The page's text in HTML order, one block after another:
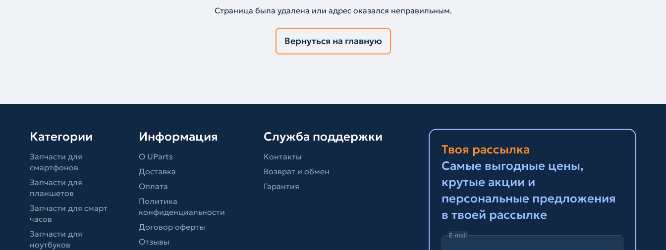
Страница была удалена или адрес оказался неправильным.
Вернуться на главную
Категории
Запчасти для
смартфонов
Запчасти для
планшетов
Запчасти для смарт
часов
Запчасти для
ноутбуков
Информация
О UParts
Доставка
Оплата
Политика
конфиденциальности
Договор оферты
Отзывы
Служба поддержки
Контакты
Возврат и обмен
Гарантия
Твоя рассылка
Самые выгодные цены,
крутые акции и
персональные предложения
в твоей рассылке
E-mail